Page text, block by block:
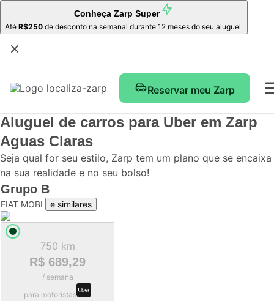
Conheça Zarp Super
Até R$250 de desconto na semanal durante 12 meses do seu aluguel.
Reservar meu Zarp
Aluguel de carros para Uber em Zarp
Aguas Claras
Seja qual for seu estilo, Zarp tem um plano que se encaixa
na sua realidade e no seu bolso!
Grupo B
FIAT MOBI e similares
750 km
R$ 689,29
/ semana
para motoristas